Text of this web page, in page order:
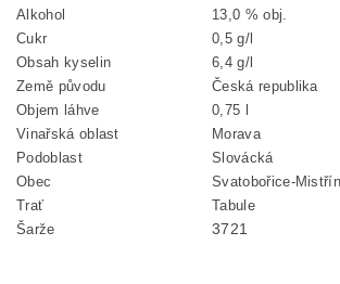
Alkohol
13,0 % obj.
Cukr
0,5 g/l
Obsah kyselin
6,4 g/l
Země původu
Česká republika
Objem láhve
0,75 l
Vinařská oblast
Morava
Podoblast
Slovácká
Obec
Svatobořice-Mistřín
Trať
Tabule
Šarže
3721